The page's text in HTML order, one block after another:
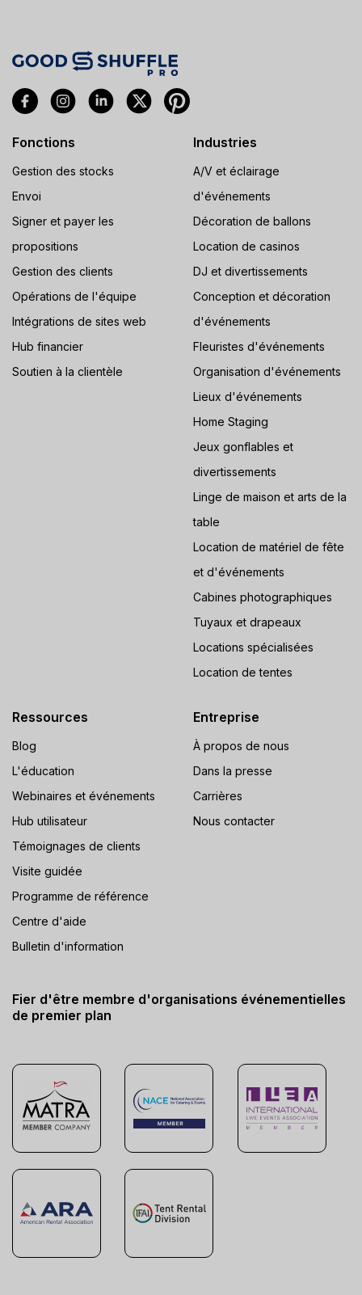
Fonctions
Gestion des stocks
Envoi
Signer et payer les
propositions
Gestion des clients
Opérations de l'équipe
Intégrations de sites web
Hub financier
Soutien à la clientèle
Industries
A/V et éclairage
d'événements
Décoration de ballons
Location de casinos
DJ et divertissements
Conception et décoration
d'événements
Fleuristes d'événements
Organisation d'événements
Lieux d'événements
Home Staging
Jeux gonflables et
divertissements
Linge de maison et arts de la
table
Location de matériel de fête
et d'événements
Cabines photographiques
Tuyaux et drapeaux
Locations spécialisées
Location de tentes
Ressources
Blog
L'éducation
Webinaires et événements
Hub utilisateur
Témoignages de clients
Visite guidée
Programme de référence
Centre d'aide
Bulletin d'information
Entreprise
À propos de nous
Dans la presse
Carrières
Nous contacter
Fier d'être membre d'organisations événementielles
de premier plan